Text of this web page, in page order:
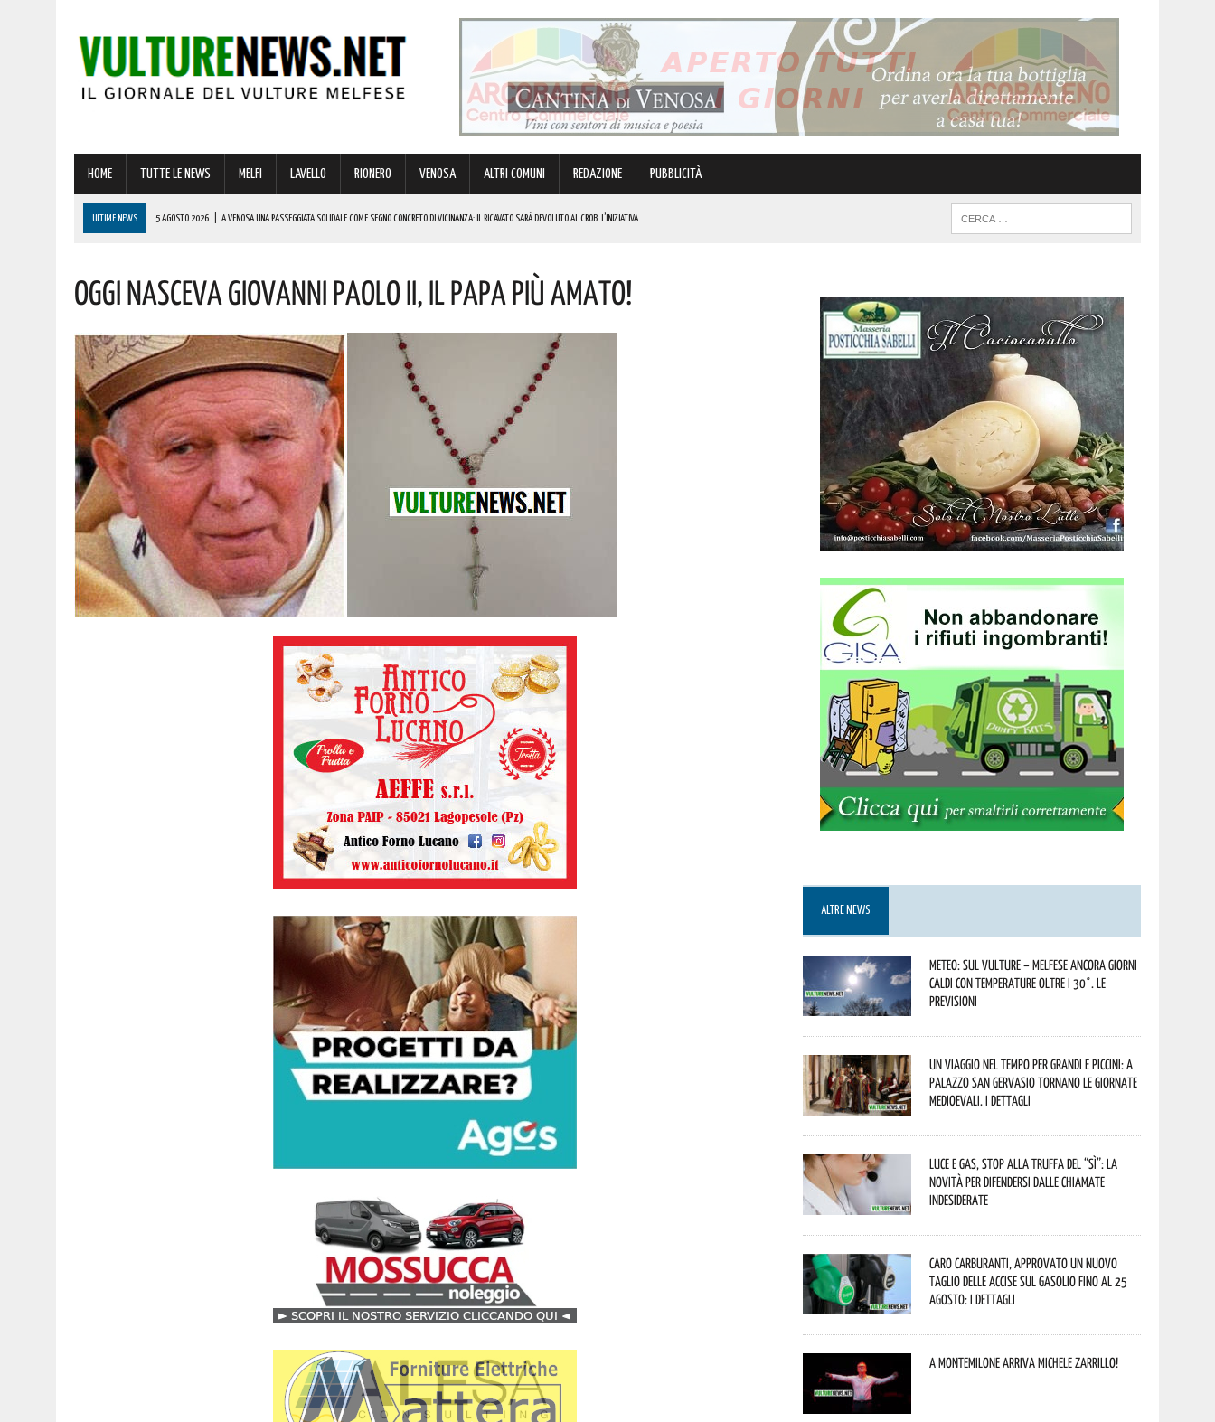
HOME TUTTE LE NEWS MELFI LAVELLO RIONERO VENOSA ALTRI COMUNI REDAZIONE PUBBLICITÀ
ULTIME NEWS 5 AGOSTO 2026 A VENOSA UNA PASSEGGIATA SOLIDALE COME SEGNO CONCRETO DI VICINANZA: IL RICAVATO SARÀ DEVOLUTO AL CROB. L’INIZIATIVA
5 AGOSTO 2026 “IL CAPORALATO. UNA STORIA”: A VENOSA UN MOMENTO DI RIFLESSIONE SU LAVORO, DIRITTI E LEGALITÀ. I DETTAGLI
5 AGOSTO 2026 | AD ATELLA AL VIA I LAVORI DEL PROGETTO “CORTOMETRAGGIO CONTRO IL BULLISMO”: ENTRO AGOSTO LA STORIA DIVENTERÀ UN VIDEO. L’INIZIATIVA
Oggi Nasceva Giovanni Paolo II, Il Papa Più Amato!
ALTRE NEWS
Meteo: sul Vulture – melfese ancora giorni
caldi con temperature oltre i 30°. Le
previsioni
Un viaggio nel tempo per grandi e piccini: a
Palazzo San Gervasio tornano le Giornate
Medioevali. I dettagli
Luce e gas, stop alla truffa del “Sì”: la
novità per difendersi dalle chiamate
indesiderate
Caro carburanti, approvato un nuovo
taglio delle accise sul gasolio fino al 25
agosto: i dettagli
A Montemilone arriva Michele Zarrillo!